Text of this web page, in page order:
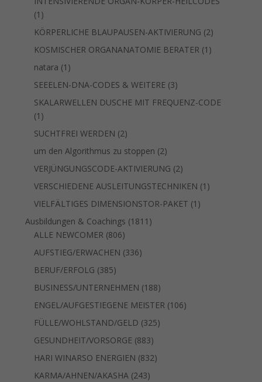
1 1
Produkt
KÖRPERLICHE BLAUPAUSEN-AKTIVIERUNG 22
Produkte
KOSMISCHER ORGANANATOMIE BERATER 1 1
natara 1 1
Produkt
SEEELEN-DNA-CODES & WEITERE 33
Produkte
SKALARWELLEN DUSCHE MIT FREQUENZ-CODE
1 1
Produkt
SUCHTFREI WERDEN 22
Produkte
um den Algorithmus zu stoppen 22
Produkte
VERJÜNGUNGSCODE-AKTIVIERUNG 22
Produkte
VERSCHIEDENE AUSLEITUNGSTECHNIKEN 1 1
VIELFÄLTIGES DIMENSIONSTOR-PAKET 1 1
Ausbildungen & Coachings 1811 1811
ALLE NEWCOMER 806806
Produkte
AUFSTIEG/ERWACHEN 336336
BERUF/ERFOLG 385385
Produkte
BUSINESS/UNTERNEHMEN 188188
Produkte
ENGEL/AUFGESTIEGENE MEISTER 106106
FÜLLE/WOHLSTAND/GELD 325325
GESUNDHEIT/VORSORGE 883883
Produkte
HARI WINARSO ENERGIEN 832832
KARMA/AHNEN/AKASHA 243243